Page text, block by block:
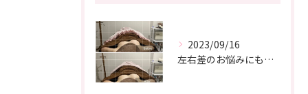
2023/09/16
左右差のお悩みにもお応えします